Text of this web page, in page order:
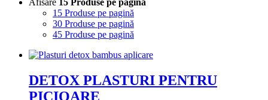
15 Produse pe pagină
30 Produse pe pagină
45 Produse pe pagină
DETOX PLASTURI PENTRU
PICIOARE